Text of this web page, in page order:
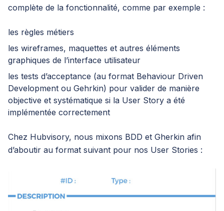
complète de la fonctionnalité, comme par exemple :
les règles métiers
les wireframes, maquettes et autres éléments
graphiques de l’interface utilisateur
les tests d’acceptance (au format Behaviour Driven
Development ou Gehrkin) pour valider de manière
objective et systématique si la User Story a été
implémentée correctement
Chez Hubvisory, nous mixons BDD et Gherkin afin
d’aboutir au format suivant pour nos User Stories :